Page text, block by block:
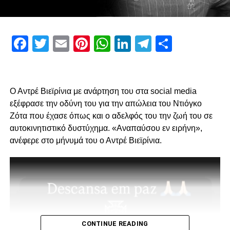
διοικητικά ζητήματα που αφορούν την επόμενη μέρα του
ΠΑΟΚ.
Ο λόγος της επίσκεψης… απλός, “Κύριοι, με την δικιά μας
στήριξη παραμείνατε 15μελες μετά την παραίτηση
Για εμάς δεν έχει αλλάξει κάτι, οι λόγοι της στήριξης μας
από την αρχή μέχρι σήμερα παραμένουν ίδιοι.
Facebook
Twitter
EmailPinterest
WhatsApp
LinkedIn
Telegram
Ο Αντρέ Βιεϊρίνια με ανάρτηση του στα social media
εξέφρασε την οδύνη του για την απώλεια του Ντιόγκο
Ζότα που έχασε όπως και ο αδελφός του την ζωή του σε
αυτοκινητιστικό δυστύχημα. «Αναπαύσου εν ειρήνη»,
ανέφερε στο μήνυμά του ο Αντρέ Βιεϊρίνια.
CONTINUE READING